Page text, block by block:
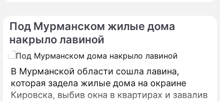
источник в правоохранительных органах.
Под Мурманском жилые дома
накрыло лавиной
В Мурманской области сошла лавина,
которая задела жилые дома на окраине
Кировска, выбив окна в квартирах и завалив